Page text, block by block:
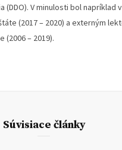
(DDO). V minulosti bol
(2017 – 2020) a externým
(2006 – 2019).
Súvisiace články